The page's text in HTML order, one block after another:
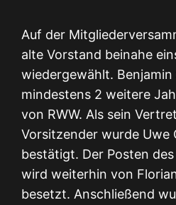
Auf der
alte Vorstand beinahe
wiedergewählt.
mindestens 2 weitere
von RWW. Als sein
Vorsitzender wurde Uwe
bestätigt. Der Posten
wird weiterhin von
besetzt. Anschließend